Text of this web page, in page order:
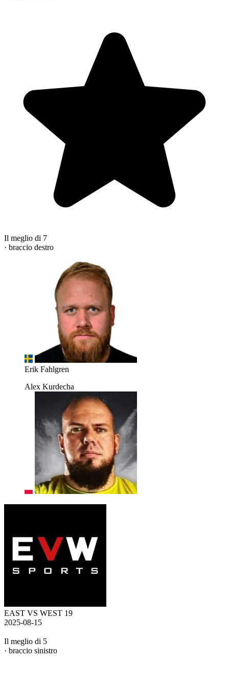
Il meglio di 7
· braccio destro
Erik Fahlgren
Alex Kurdecha
EAST VS WEST 19
2025-08-15
Il meglio di 5
· braccio sinistro